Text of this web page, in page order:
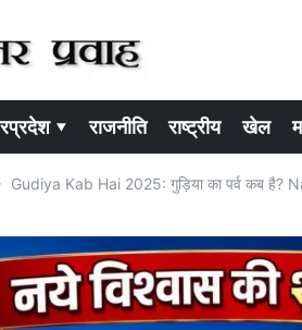
▾ राजनीति राष्ट्रीय खेल
Gudiya Kab Hai 2025: गुड़िया का पर्व कब है?